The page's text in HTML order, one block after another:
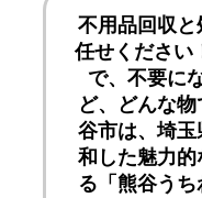
不用品回収
任せください
で、不要に
ど、どんな
谷市は、埼玉
和した魅力
る「熊谷う